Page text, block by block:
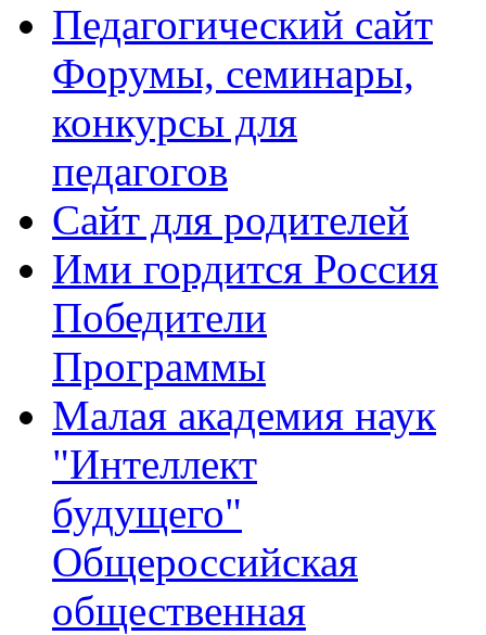
Педагогический сайт
Форумы, семинары,
конкурсы для
педагогов
Сайт для родителей
Ими гордится Россия
Победители
Программы
Малая академия наук
"Интеллект
будущего"
Общероссийская
общественная